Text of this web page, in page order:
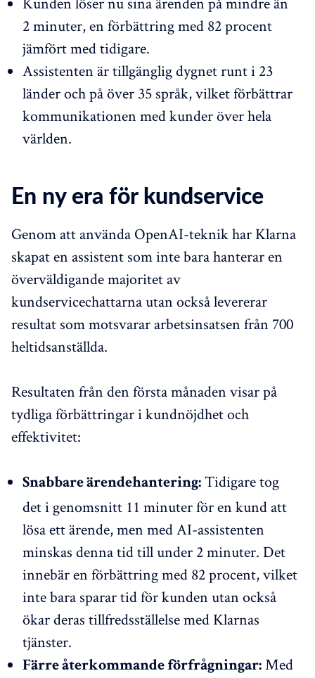
2 minuter, en förbättring med 82 procent
jämfört med tidigare.
Assistenten är tillgänglig dygnet runt i 23
länder och på över 35 språk, vilket förbättrar
kommunikationen med kunder över hela
världen.
En ny era för kundservice
Genom att använda OpenAI-teknik har Klarna
skapat en assistent som inte bara hanterar en
överväldigande majoritet av
kundservicechattarna utan också levererar
resultat som motsvarar arbetsinsatsen från 700
heltidsanställda.
Resultaten från den första månaden visar på
tydliga förbättringar i kundnöjdhet och
effektivitet:
Snabbare ärendehantering: Tidigare tog
det i genomsnitt 11 minuter för en kund att
lösa ett ärende, men med AI-assistenten
minskas denna tid till under 2 minuter. Det
innebär en förbättring med 82 procent, vilket
inte bara sparar tid för kunden utan också
ökar deras tillfredsställelse med Klarnas
tjänster.
Färre återkommande förfrågningar: Med